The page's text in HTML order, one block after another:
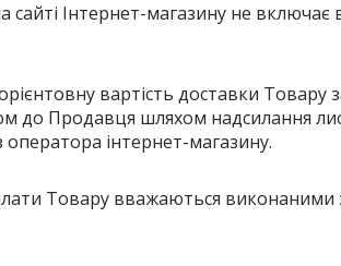
сайті Інтернет-магазину не
вартість доставки Товару
до Продавця шляхом надсилання
інтернет-магазину.
Товару вважаються